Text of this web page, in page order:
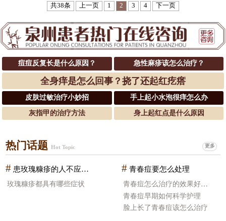
共38条 上一页 1 2 3 4 下一页
痘痘反复长是什么原因？ 急性麻疹该怎么治疗？
全身痒是怎么回事？挠了还起红疙瘩
皮肤过敏治疗小妙招 手上起小水泡很痒怎么办
灰指甲的治疗方法 身上起红点是什么原因
热门话题 Hot Topic 更多
# 患玫瑰糠疹的人不应该吃什么食物
玫瑰糠疹都具有哪些症状
# 青春痘要怎么处理
青春痘怎么治疗的效果好一些
青春痘早期如何科学护理
脸上长了青春痘该怎么治疗